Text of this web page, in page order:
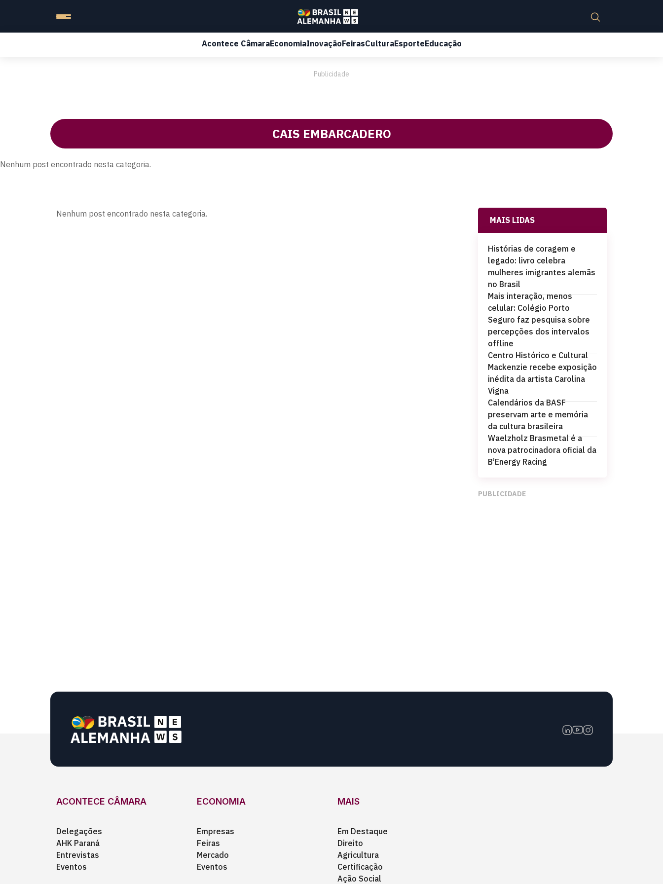
Acontece CâmaraEconomiaInovaçãoFeirasCulturaEsporteEducação
Publicidade
CAIS EMBARCADERO
Nenhum post encontrado nesta categoria.
Nenhum post encontrado nesta categoria.
MAIS LIDAS
Histórias de coragem e
legado: livro celebra
mulheres imigrantes alemãs
no Brasil
Mais interação, menos
celular: Colégio Porto
Seguro faz pesquisa sobre
percepções dos intervalos
offline
Centro Histórico e Cultural
Mackenzie recebe exposição
inédita da artista Carolina
Vigna
Calendários da BASF
preservam arte e memória
da cultura brasileira
Waelzholz Brasmetal é a
nova patrocinadora oficial da
B’Energy Racing
PUBLICIDADE
ACONTECE CÂMARA
Delegações
AHK Paraná
Entrevistas
Eventos
ECONOMIA
Empresas
Feiras
Mercado
Eventos
MAIS
Em Destaque
Direito
Agricultura
Certificação
Ação Social